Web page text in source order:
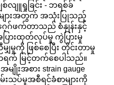
လျူရှုခြင်း - ဘရစ်ခ်
များအတွက် အသုံးပြုသည့်
ဂေ့ဂ်ဖက်တာသည် စံနှုန်းနှင့်
ားထုတ်လုပ်မှု ကွဲပြားမှု
မှုကို ဖြစ်စေပြီး တိုင်းတာမှု
ရက် မြင့်တက်စေပါသည်။
ျိုးအစား strain gauge
သပ်မှုအစီရင်ခံစာများကို